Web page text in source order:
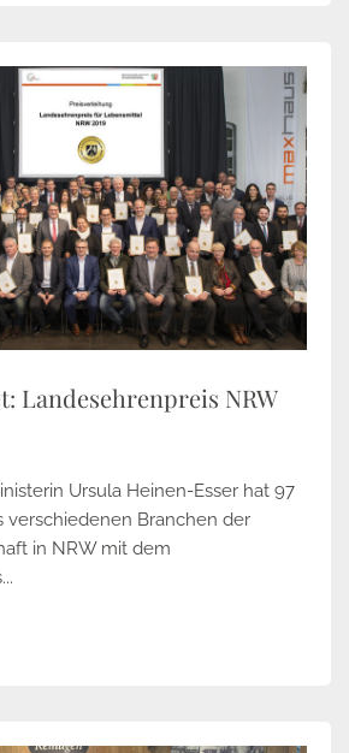
Landesehrenpreis NRW
Ursula Heinen-Esser hat 97
verschiedenen Branchen der
in NRW mit dem